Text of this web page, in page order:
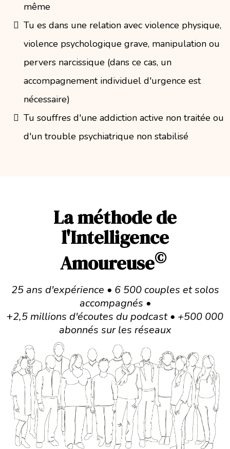
même
Tu es dans une relation avec violence physique,
violence psychologique grave, manipulation ou
pervers narcissique (dans ce cas, un
accompagnement individuel d'urgence est
nécessaire)
Tu souffres d'une addiction active non traitée ou
d'un trouble psychiatrique non stabilisé
La méthode de
l'Intelligence
Amoureuse©
25 ans d'expérience • 6 500 couples et solos
accompagnés •
+2,5 millions d'écoutes du podcast • +500 000
abonnés sur les réseaux